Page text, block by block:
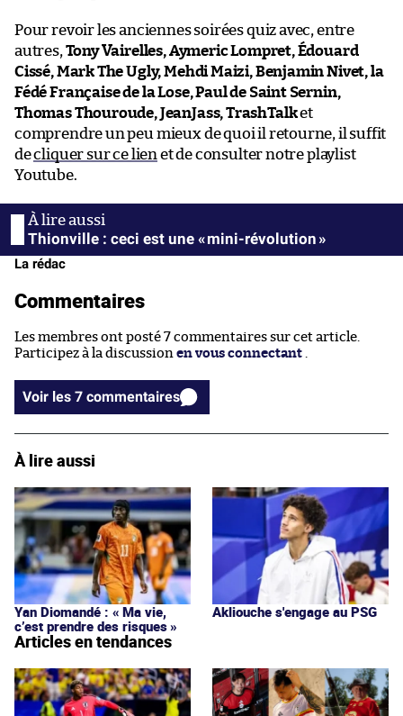
Pour revoir les anciennes soirées quiz avec, entre
autres, Tony Vairelles, Aymeric Lompret, Édouard
Cissé, Mark The Ugly, Mehdi Maizi, Benjamin Nivet, la
Fédé Française de la Lose, Paul de Saint Sernin,
Thomas Thouroude, JeanJass, TrashTalket
comprendre un peu mieux de quoi il retourne, il suffit
decliquer sur ce lien et de consulter notre playlist
Youtube.
Thionville : ceci est une « mini-révolution »
La rédac
Commentaires
Les membres ont posté 7 commentaires sur cet article.
Participez à la discussion en vous connectant
Voir les 7 commentaires
À lire aussi
Yan Diomandé : « Ma vie,
c’est prendre des risques »
Akliouche s'engage au PSG
Articles en tendances